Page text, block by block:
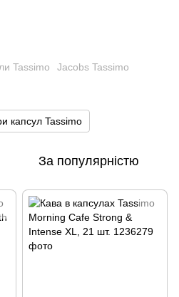
Tassimo Jacobs Tassimo
капсул Tassimo
За популярністю